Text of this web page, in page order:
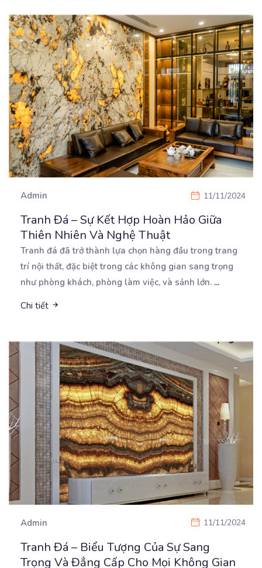
Admin 11/11/2024
Tranh Đá – Sự Kết Hợp Hoàn Hảo Giữa
Thiên Nhiên Và Nghệ Thuật
Tranh đá đã trở thành lựa chọn hàng đầu trong trang
trí nội thất, đặc biệt trong các không gian sang trọng
như phòng khách, phòng làm việc, và sảnh lớn. ...
Chi tiết
Admin 11/11/2024
Tranh Đá – Biểu Tượng Của Sự Sang
Trọng Và Đẳng Cấp Cho Mọi Không Gian